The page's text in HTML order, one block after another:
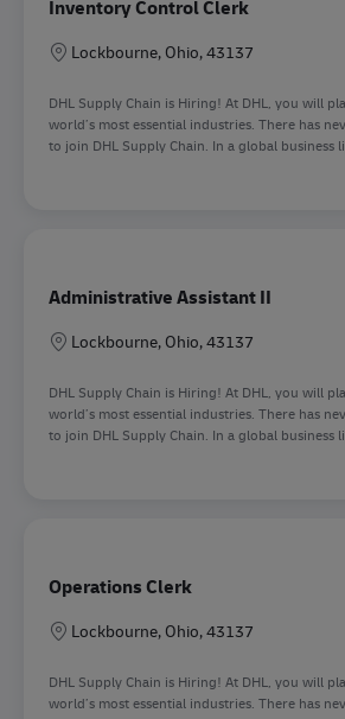
Inventory Control Clerk
SedeLockbourne, Ohio, 43137
DHL Supply Chain is Hiring! At DHL, you will
world’s most essential industries. There has
to join DHL Supply Chain. In a global business
Administrative Assistant II
SedeLockbourne, Ohio, 43137
DHL Supply Chain is Hiring! At DHL, you will
world’s most essential industries. There has
to join DHL Supply Chain. In a global business
Operations Clerk
SedeLockbourne, Ohio, 43137
DHL Supply Chain is Hiring! At DHL, you will
world’s most essential industries. There has